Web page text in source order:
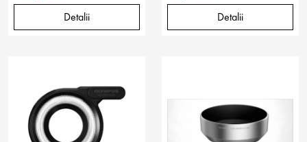
Detalii Detalii